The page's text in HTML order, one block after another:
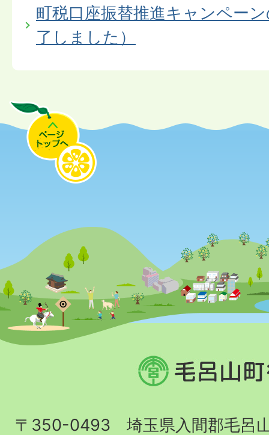
町税口座振替推進キャンペー
了しました）
毛
呂
町
〒350-0493 埼玉県入間郡毛呂